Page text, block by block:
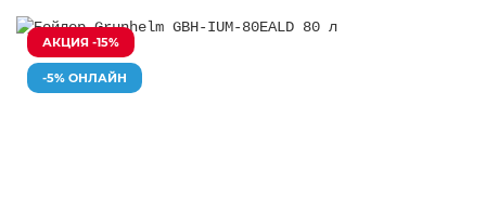
АКЦИЯ -15%
-5% ОНЛАЙН